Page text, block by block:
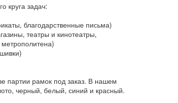
круга задач:
благодарственные письма)
театры и кинотеатры,
партии рамок под заказ. В нашем
черный, белый, синий и красный.